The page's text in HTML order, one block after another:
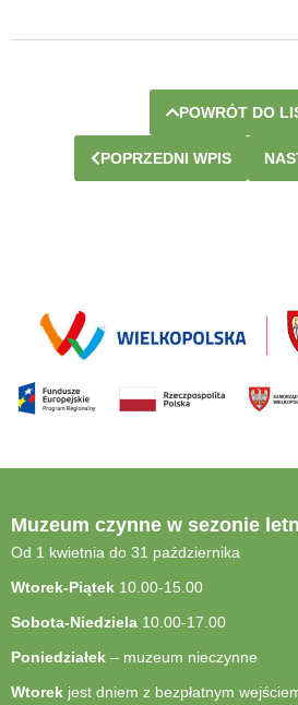
POWRÓT DO
POPRZEDNI WPIS
Muzeum czynne w sezonie
Od 1 kwietnia do 31 października
Wtorek-Piątek 10.00-15.00
Sobota-Niedziela 10.00-17.00
Poniedziałek – muzeum nieczynne
Wtorek jest dniem z bezpłatnym